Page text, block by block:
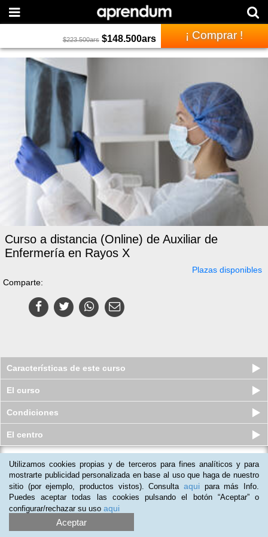
$223.500ars $148.500ars ¡ Comprar !
Curso a distancia (Online) de Auxiliar de
Enfermería en Rayos X
Plazas disponibles
Comparte:
Características de este curso
El curso
Condiciones
El centro
Curso a distancia (Online) de
Operador Rayos X de Diagnóstico ...
Plazas disponibles
$103.500 ars $73.500ars
Utilizamos cookies propias y de terceros para fines analíticos y para
mostrarte publicidad personalizada en base al uso que haga de nuestro
sitio (por ejemplo, productos vistos). Consulta aqui para más Info.
Puedes aceptar todas las cookies pulsando el botón “Aceptar” o
configurar/rechazar su uso aqui
Aceptar